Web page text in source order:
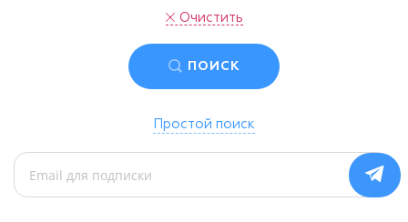
Очистить
ПОИСК
Простой поиск